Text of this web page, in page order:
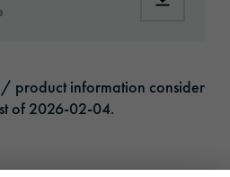
/ product information consider
of 2026-02-04.